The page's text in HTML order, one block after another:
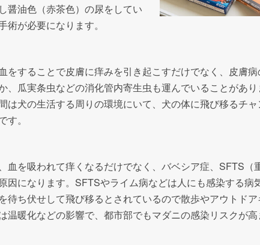
醤油色（赤茶色）の尿をしてい
が必要になります。
をすることで皮膚に痒みを引き起こすだけでなく、皮膚
、瓜実条虫などの消化管内寄生虫も運んでいることがあ
は犬の生活する周りの環境にいて、犬の体に飛び移るチ
。
血を吸われて痒くなるだけでなく、バベシア症、SFTS（
因になります。SFTSやライム病などは人にも感染する病
待ち伏せして飛び移るとされているので散歩やアウトド
温暖化などの影響で、都市部でもマダニの感染リスクが